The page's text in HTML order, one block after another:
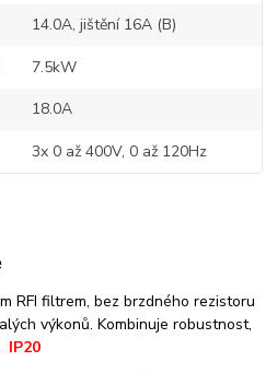
RFI filtrem, bez brzdného rezistoru
výkonů. Kombinuje robustnost,
IP20
14.0A, jištění 16A (B)
7.5kW
18.0A
3x 0 až 400V, 0 až 120Hz